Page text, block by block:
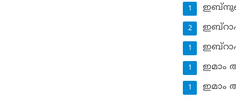
1
2
1
1
1